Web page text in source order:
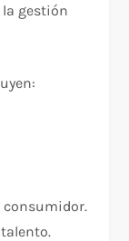
la gestión